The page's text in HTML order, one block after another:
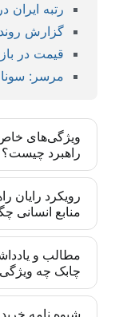
رتبه ایران
گزارش
قیمت در
مرسر:
ویژگی‌های
راهبرد چیست؟
کارگاه‌های
روز دنیا و با
شده‌اند و
مشارکت فعال
مدیران و
ایجاد می‌کنند
حرفه قرار گیرند.
رویکرد رایان
منابع انسانی
رایان راهبرد
گرفته‌شده در
پروژه‌های
منابع انسانی
مطالب و
چابک چه
کادر تحریریه
شیوه نامه